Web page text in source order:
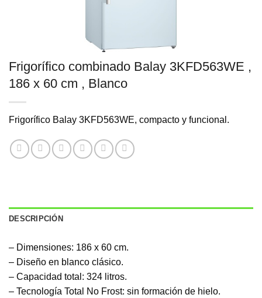
Frigorífico combinado Balay 3KFD563WE ,
186 x 60 cm , Blanco
Frigorífico Balay 3KFD563WE, compacto y funcional.
DESCRIPCIÓN
– Dimensiones: 186 x 60 cm.
– Diseño en blanco clásico.
– Capacidad total: 324 litros.
– Tecnología Total No Frost: sin formación de hielo.